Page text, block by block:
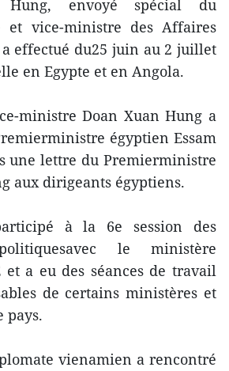
envoyé spécial du
et vice-ministre des Affaires
a effectué du25 juin au 2 juillet
en Egypte et en Angola.
ministre Doan Xuan Hung a
égyptien Essam
une lettre du Premierministre
aux dirigeants égyptiens.
à la 6e session des
le ministère
et a eu des séances de travail
de certains ministères et
pays.
vienamien a rencontré